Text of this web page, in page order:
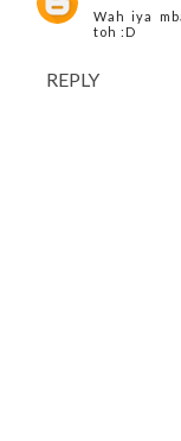
Wah iya
toh :D
REPLY